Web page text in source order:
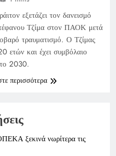
εξετάζει τον δανεισμό
Τζίμα στον ΠΑΟΚ μετά
τραυματισμό. Ο Τζίμας
ετών και έχει συμβόλαιο
2030.
περισσότερα
ξεκινά νωρίτερα τις